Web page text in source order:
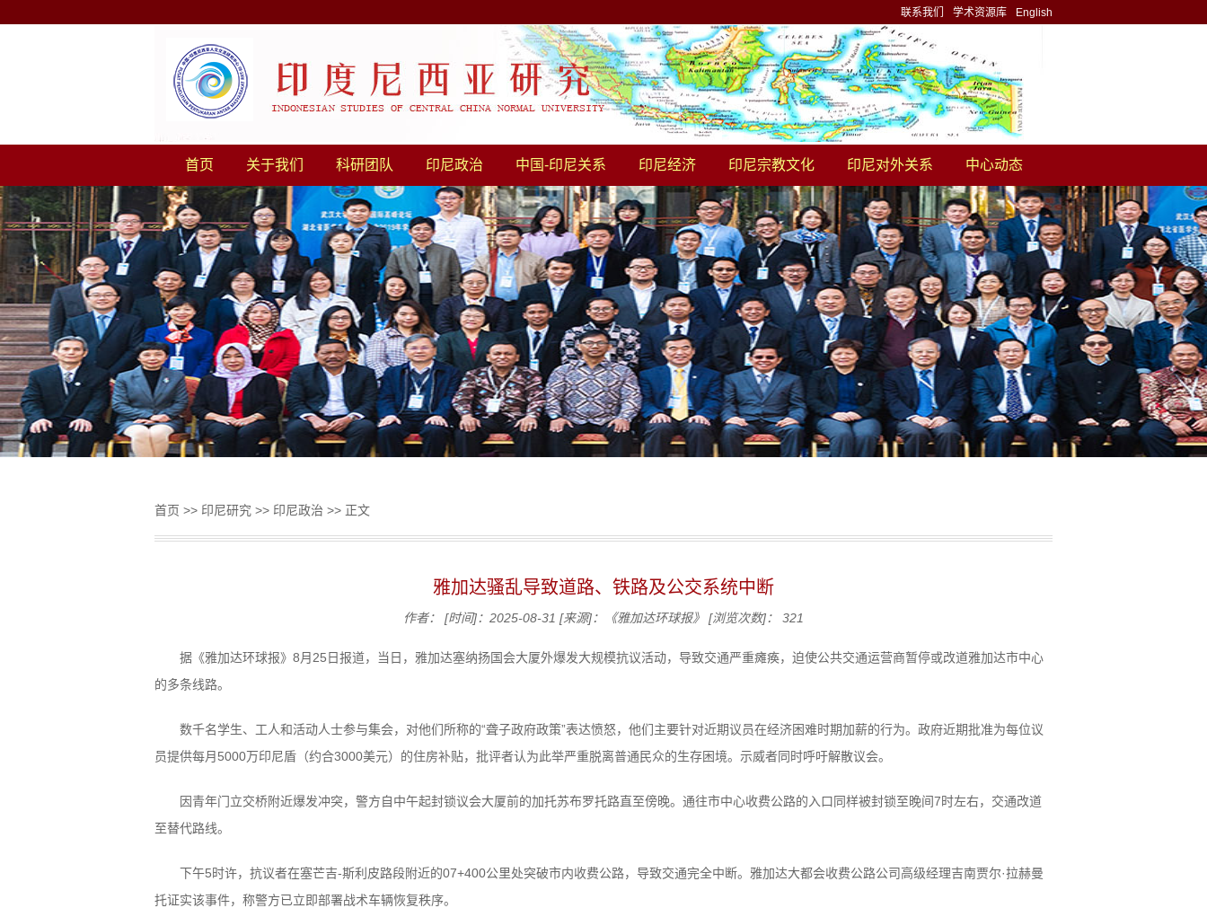
联系我们 学术资源库 English
首页 关于我们 科研团队 印尼政治 中国-印尼关系 印尼经济 印尼宗教文化 印尼对外关系 中心动态
首页 >> 印尼研究 >> 印尼政治 >> 正文
雅加达骚乱导致道路、铁路及公交系统中断
作者： [时间]：2025-08-31 [来源]：《雅加达环球报》 [浏览次数]： 321
据《雅加达环球报》8月25日报道，当日，雅加达塞纳扬国会大厦外爆发大规模抗议活动，导致交通严重瘫痪，迫使公共交通运营商暂停或改道雅加达市中心
的多条线路。
数千名学生、工人和活动人士参与集会，对他们所称的“聋子政府政策”表达愤怒，他们主要针对近期议员在经济困难时期加薪的行为。政府近期批准为每位议
员提供每月5000万印尼盾（约合3000美元）的住房补贴，批评者认为此举严重脱离普通民众的生存困境。示威者同时呼吁解散议会。
因青年门立交桥附近爆发冲突，警方自中午起封锁议会大厦前的加托苏布罗托路直至傍晚。通往市中心收费公路的入口同样被封锁至晚间7时左右，交通改道
至替代路线。
下午5时许，抗议者在塞芒吉-斯利皮路段附近的07+400公里处突破市内收费公路，导致交通完全中断。雅加达大都会收费公路公司高级经理吉南贾尔·拉赫曼
托证实该事件，称警方已立即部署战术车辆恢复秩序。